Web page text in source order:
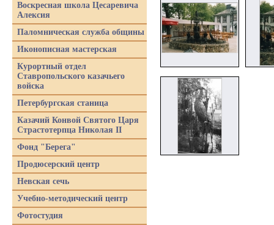
Воскресная школа Цесаревича
Алексия
Паломническая служба общины
Иконописная мастерская
Курортный отдел
Ставропольского казачьего
войска
Петербургская станица
Казачий Конвой Святого Царя
Страстотерпца Николая II
Фонд "Берега"
Продюсерский центр
Невская сечь
Учебно-методический центр
Фотостудия